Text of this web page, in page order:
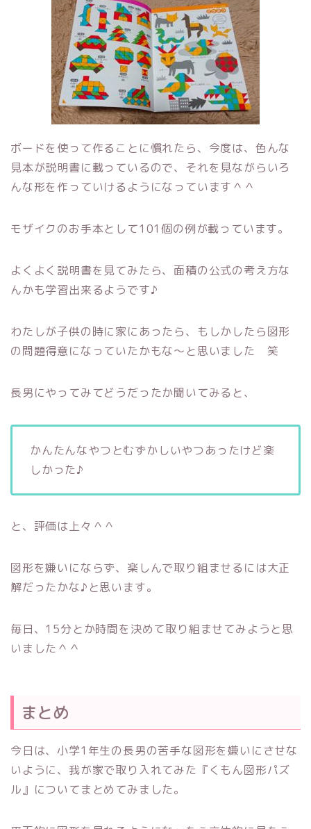
ボードを使って作ることに慣れたら、今度は、色んな
見本が説明書に載っているので、それを見ながらいろ
んな形を作っていけるようになっています＾＾
モザイクのお手本として101個の例が載っています。
よくよく説明書を見てみたら、面積の公式の考え方な
んかも学習出来るようです♪
わたしが子供の時に家にあったら、もしかしたら図形
の問題得意になっていたかもな～と思いました 笑
長男にやってみてどうだったか聞いてみると、
かんたんなやつとむずかしいやつあったけど楽
しかった♪
と、評価は上々＾＾
図形を嫌いにならず、楽しんで取り組ませるには大正
解だったかな♪と思います。
毎日、15分とか時間を決めて取り組ませてみようと思
いました＾＾
まとめ
今日は、小学1年生の長男の苦手な図形を嫌いにさせな
いように、我が家で取り入れてみた『くもん図形パズ
ル』についてまとめてみました。